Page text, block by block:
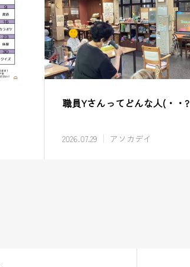
職員Yさんってどんな人(・・?
2026.07.29 アソカデイ